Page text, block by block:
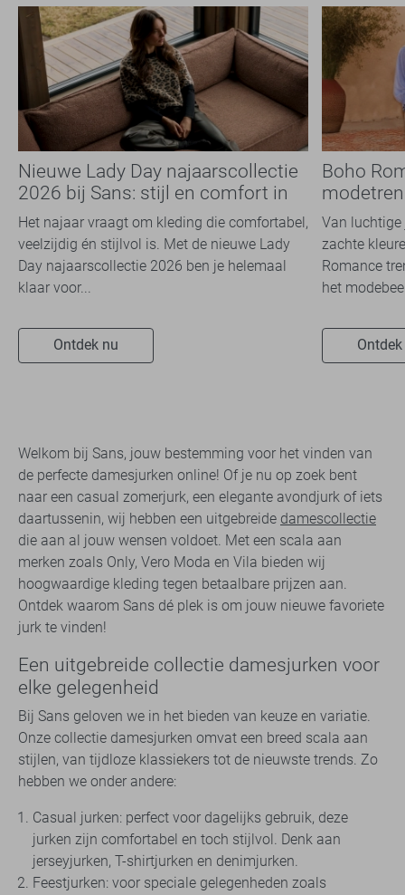
Nieuwe Lady Day najaarscollectie
2026 bij Sans: stijl en comfort in
travelkwaliteit
Het najaar vraagt om kleding die comfortabel,
veelzijdig én stijlvol is. Met de nieuwe Lady
Day najaarscollectie 2026 ben je helemaal
klaar voor...
Ontdek nu
Boho
overal
Van luchtige
zachte
Romance
het
Welkom bij Sans, jouw bestemming voor het vinden van
de perfecte damesjurken online! Of je nu op zoek bent
naar een casual zomerjurk, een elegante avondjurk of iets
daartussenin, wij hebben een uitgebreide damescollectie
die aan al jouw wensen voldoet. Met een scala aan
merken zoals Only, Vero Moda en Vila bieden wij
hoogwaardige kleding tegen betaalbare prijzen aan.
Ontdek waarom Sans dé plek is om jouw nieuwe favoriete
jurk te vinden!
Een uitgebreide collectie damesjurken voor
elke gelegenheid
Bij Sans geloven we in het bieden van keuze en variatie.
Onze collectie damesjurken omvat een breed scala aan
stijlen, van tijdloze klassiekers tot de nieuwste trends. Zo
hebben we onder andere:
Casual jurken: perfect voor dagelijks gebruik, deze
jurken zijn comfortabel en toch stijlvol. Denk aan
jerseyjurken, T-shirtjurken en denimjurken.
Feestjurken: voor speciale gelegenheden zoals